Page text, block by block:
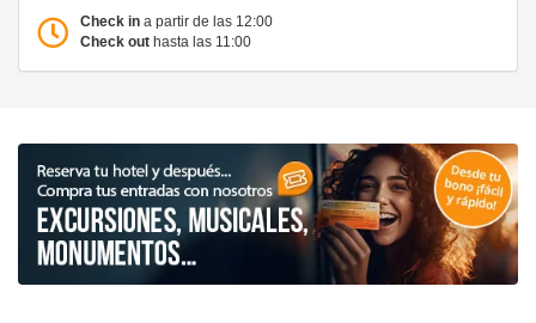
Check in a partir de las 12:00
Check out hasta las 11:00